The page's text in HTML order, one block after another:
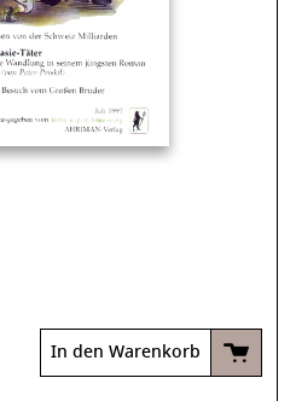
In den Warenkorb